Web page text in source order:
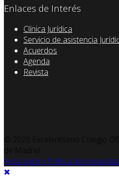
Enlaces de Interés
Clínica Jurídica
Servicio de asistencia
Acuerdos
Agenda
Revista
© 2026 Excelentísimo Colegio
de Madrid
Aviso legal y Política de privacidad